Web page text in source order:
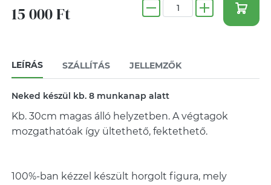
15 000 Ft
LEÍRÁS SZÁLLÍTÁS JELLEMZŐK
Neked készül kb. 8 munkanap alatt
Kb. 30cm magas álló helyzetben. A végtagok
mozgathatóak így ültethető, fektethető.
100%-ban kézzel készült horgolt figura, mely